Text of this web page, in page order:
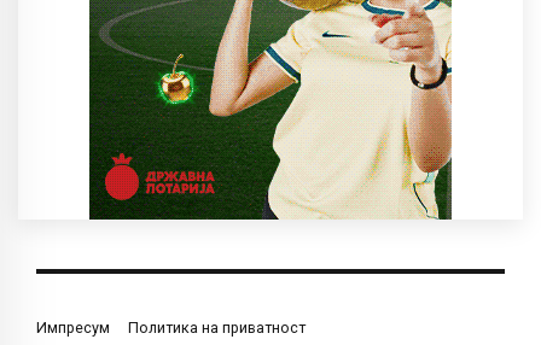
Импресум
Политика на приватност